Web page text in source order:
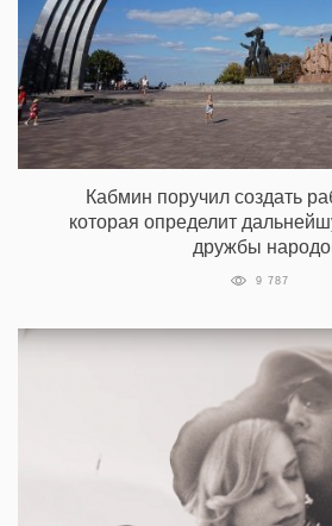
Кабмин поручил создать
которая определит
дружбы
9 787